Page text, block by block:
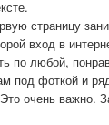
страницу
вход в
по любой,
под фоткой и
очень важно.